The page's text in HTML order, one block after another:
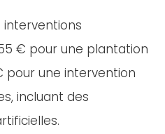
interventions
€ pour une plantation
pour une intervention
incluant des